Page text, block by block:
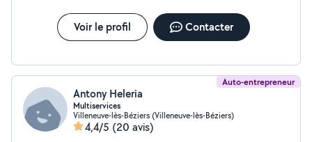
Voir le profil Contacter
Auto-entrepreneur
Antony Heleria
Multiservices
Villeneuve-lès-Béziers (Villeneuve-lès-Béziers)
4,4/5 (20 avis)